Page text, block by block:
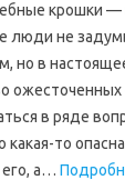
крошки —
люди не
но в
ожесточенных
в ряде
какая-то
а…